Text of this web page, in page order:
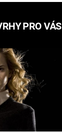
PRO VÁS